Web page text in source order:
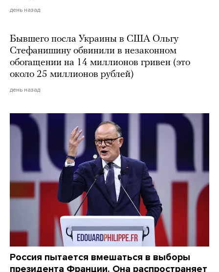
день назад
Бывшего посла Украины в США Ольгу
Стефанишину обвинили в незаконном
обогащении на 14 миллионов гривен (это
около 25 миллионов рублей)
день назад
Россия пытается вмешаться в выборы
президента Франции. Она распространяет